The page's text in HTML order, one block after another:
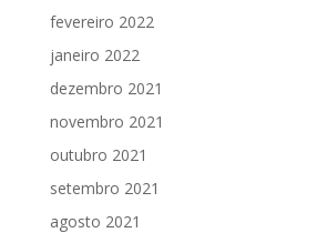
fevereiro 2022
janeiro 2022
dezembro 2021
novembro 2021
outubro 2021
setembro 2021
agosto 2021